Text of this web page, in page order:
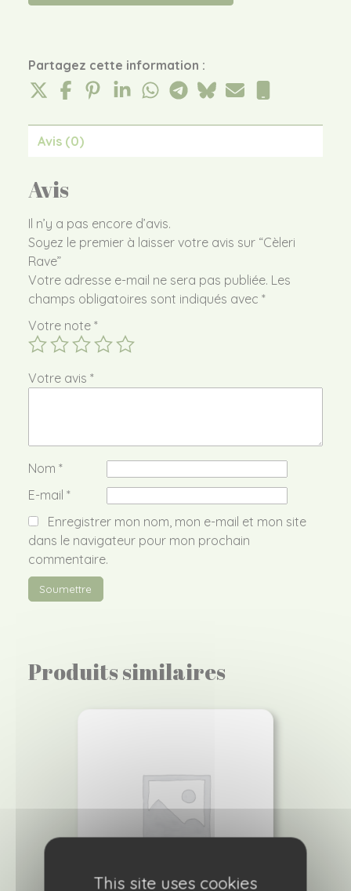
Partagez cette information :
Avis (0)
Avis
Il n’y a pas encore d’avis.
Soyez le premier à laisser votre avis sur “Cèleri
Rave”
Votre adresse e-mail ne sera pas publiée. Les
champs obligatoires sont indiqués avec *
Votre note *
Votre avis *
Nom *
E-mail *
Enregistrer mon nom, mon e-mail et mon site
dans le navigateur pour mon prochain
commentaire.
Produits similaires
This site uses cookies